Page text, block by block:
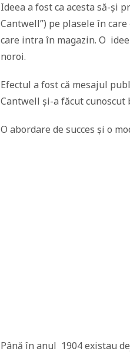
Ideea a fost ca acesta să-și
Cantwell”) pe plasele în
care intra în magazin. O
noroi.
Efectul a fost că mesajul
Cantwell și-a făcut
O abordare de succes și o
Până în anul 1904 existau